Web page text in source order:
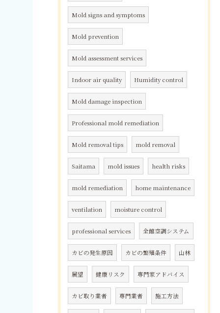
Mold signs and symptoms
Mold prevention
Mold assessment services
Indoor air quality Humidity control
Mold damage inspection
Professional mold remediation
Mold removal tips mold removal
Saitama mold issues health risks
mold remediation home maintenance
ventilation moisture control
professional services 全館空調システム
カビの発生原因 カビの繁殖条件 山林
展望 健康リスク 専門家アドバイス
カビ取り業者 専門業者 施工方法